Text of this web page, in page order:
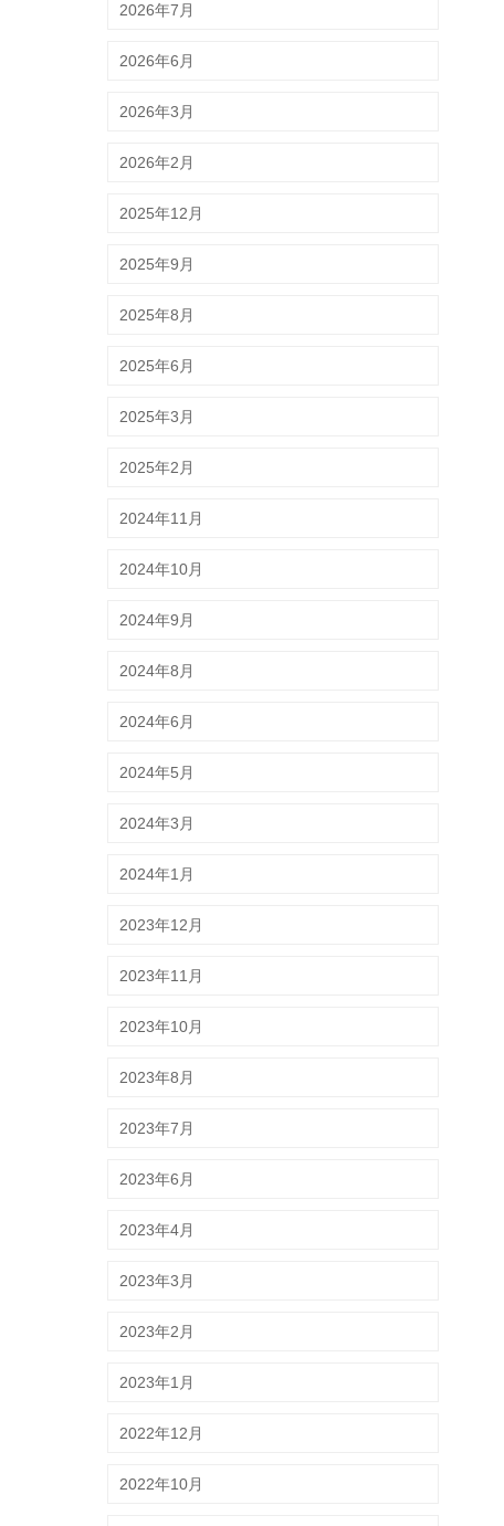
2026年7月
2026年6月
2026年3月
2026年2月
2025年12月
2025年9月
2025年8月
2025年6月
2025年3月
2025年2月
2024年11月
2024年10月
2024年9月
2024年8月
2024年6月
2024年5月
2024年3月
2024年1月
2023年12月
2023年11月
2023年10月
2023年8月
2023年7月
2023年6月
2023年4月
2023年3月
2023年2月
2023年1月
2022年12月
2022年10月